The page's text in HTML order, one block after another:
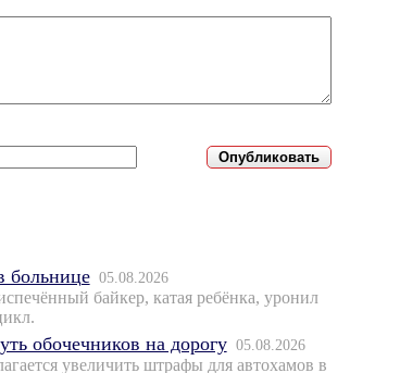
больнице 05.08.2026
байкер, катая ребёнка, уронил
обочечников на дорогу 05.08.2026
увеличить штрафы для автохамов в